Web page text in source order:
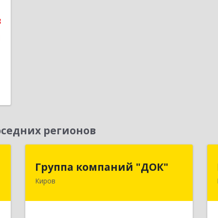
регионов
Группа компаний "ДОК"
Киров
Группа компаний "ДОК"